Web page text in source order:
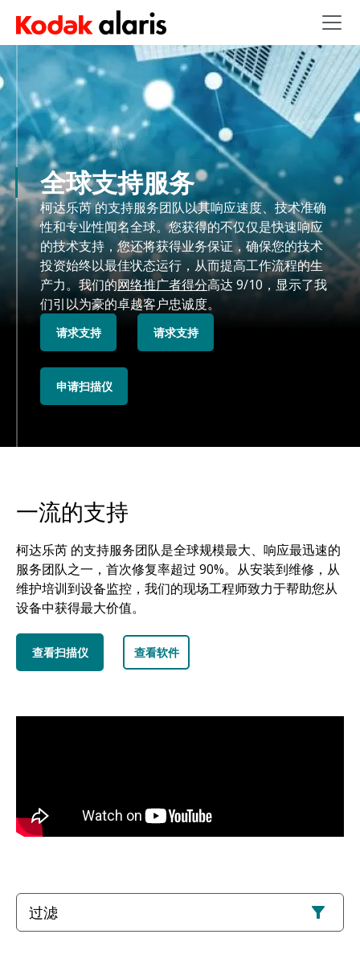
Skip to main content
全球支持服务
柯达乐芮 的支持服务团队以其响应速度、技术准确
性和专业性闻名全球。您获得的不仅仅是快速响应
的技术支持，您还将获得业务保证，确保您的技术
投资始终以最佳状态运行，从而提高工作流程的生
产力。我们的网络推广者得分高达 9/10，显示了我
们引以为豪的卓越客户忠诚度。
请求支持 请求支持
申请扫描仪
一流的支持
柯达乐芮 的支持服务团队是全球规模最大、响应最迅速的
服务团队之一，首次修复率超过 90%。从安装到维修，从
维护培训到设备监控，我们的现场工程师致力于帮助您从
设备中获得最大价值。
查看扫描仪 查看软件
过滤